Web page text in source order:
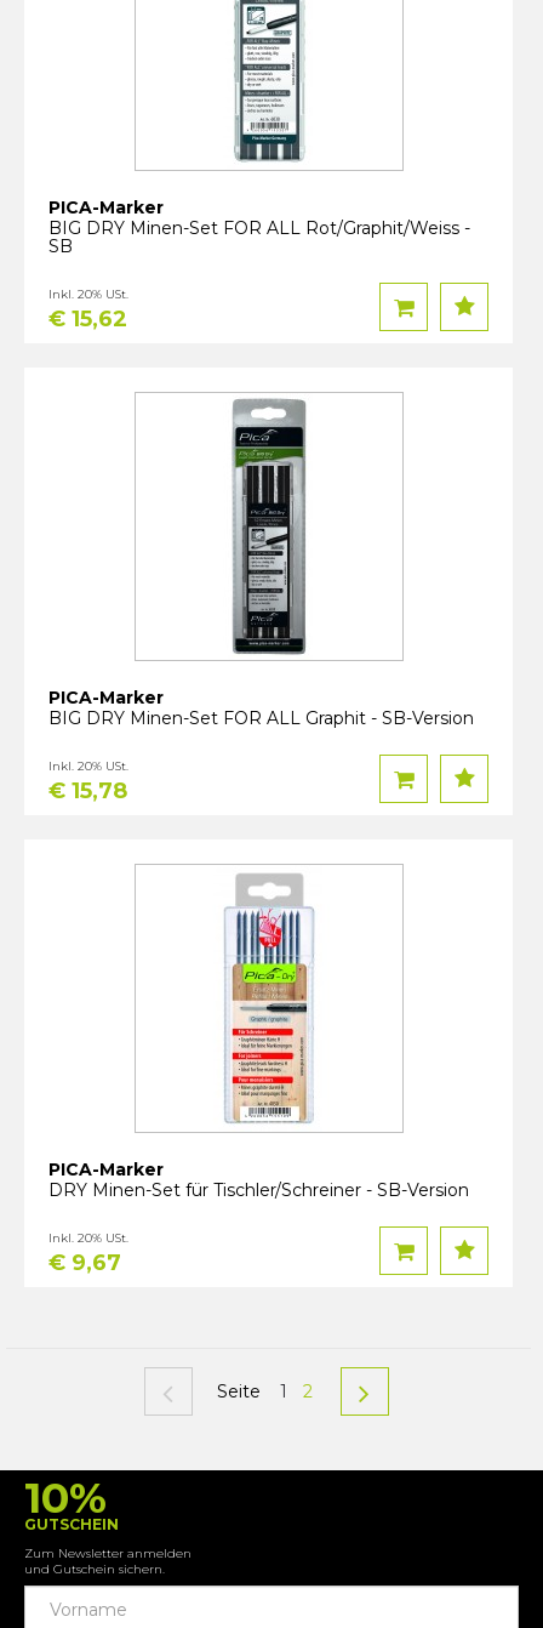
PICA-Marker
BIG DRY Minen-Set FOR ALL Rot/Graphit/Weiss -
SB
€ 15,62
Inkl. 20% USt.
PICA-Marker
BIG DRY Minen-Set FOR ALL Graphit - SB-Version
€ 15,78
Inkl. 20% USt.
PICA-Marker
DRY Minen-Set für Tischler/Schreiner - SB-Version
€ 9,67
Inkl. 20% USt.
Seite 1 2
10%
GUTSCHEIN
Zum Newsletter anmelden
und Gutschein sichern.